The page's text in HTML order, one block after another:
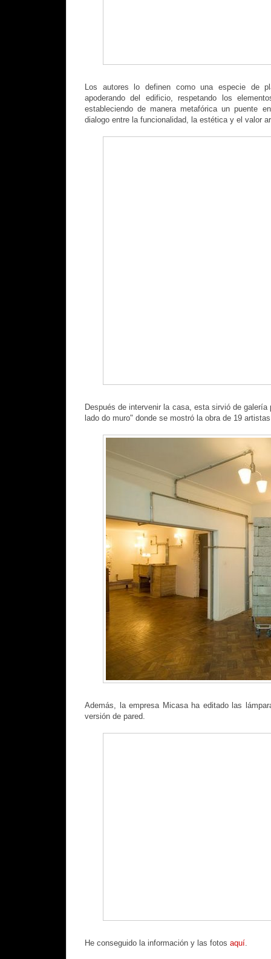
Los autores lo definen como una especie de
apoderando del edificio, respetando los
estableciendo de manera metafórica un puente
dialogo entre la funcionalidad, la estética y el valor
Después de intervenir la casa, esta sirvió de
lado do muro" donde se mostró la obra de 19
Además, la empresa Micasa ha editado las
versión de pared.
He conseguido la información y las fotos aquí.